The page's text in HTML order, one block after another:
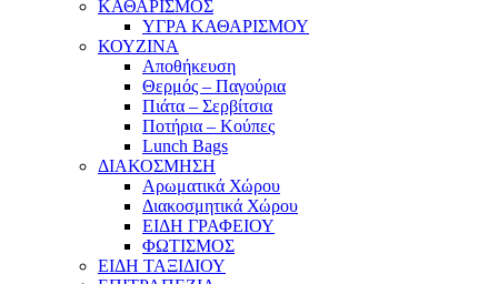
ΚΑΘΑΡΙΣΜΟΣ
ΥΓΡΑ ΚΑΘΑΡΙΣΜΟΥ
ΚΟΥΖΙΝΑ
Αποθήκευση
Θερμός – Παγούρια
Πιάτα – Σερβίτσια
Ποτήρια – Κούπες
Lunch Bags
ΔΙΑΚΟΣΜΗΣΗ
Αρωματικά Χώρου
Διακοσμητικά Χώρου
ΕΙΔΗ ΓΡΑΦΕΙΟΥ
ΦΩΤΙΣΜΟΣ
ΕΙΔΗ ΤΑΞΙΔΙΟΥ